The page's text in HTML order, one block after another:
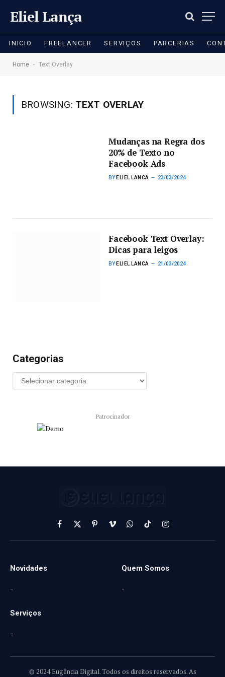
Eliel Lança
INICIO FREELANCER SERVIÇOS PARCERIAS
Home - Text Overlay
BROWSING: TEXT OVERLAY
Mudanças na Regra dos
20% de Texto no
Facebook Ads
BY ELIEL LANCA 23/03/2024
Facebook Text Overlay:
Dicas para leigos
BY ELIEL LANCA 21/03/2024
Categorias
Patrocinador
Facebook
X
(Twitter)
PinterestVimeoWhatsApp
TikTokInstagram
Novidades
-
Quem Somos
-
Serviços
-
© 2024 Eugência Digital. Todos os direitos reservados. As